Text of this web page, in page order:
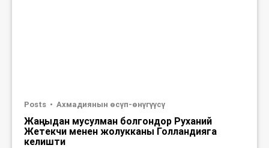
Posts Ахмадиянын өсүп-өнүгүүсү
Жаңыдан мусулман болгондор Руханий
Жетекчи менен жолукканы Голландияга
келишти